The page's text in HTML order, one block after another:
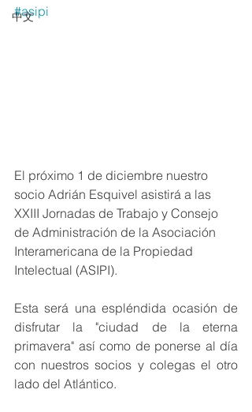
中文
#asipi
El próximo 1 de diciembre nuestro
socio Adrián Esquivel asistirá a las
XXIII Jornadas de Trabajo y Consejo
de Administración de la Asociación
Interamericana de la Propiedad
Intelectual (ASIPI).
Esta será una espléndida ocasión de
disfrutar la "ciudad de la eterna
primavera" así como de ponerse al día
con nuestros socios y colegas el otro
lado del Atlántico.